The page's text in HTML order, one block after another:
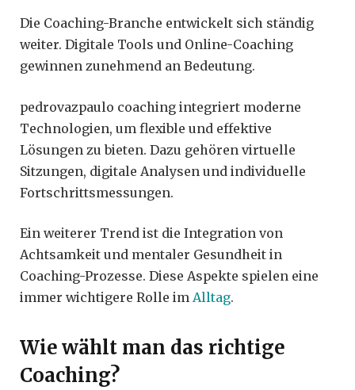
Die Coaching-Branche entwickelt sich ständig
weiter. Digitale Tools und Online-Coaching
gewinnen zunehmend an Bedeutung.
pedrovazpaulo coaching integriert moderne
Technologien, um flexible und effektive
Lösungen zu bieten. Dazu gehören virtuelle
Sitzungen, digitale Analysen und individuelle
Fortschrittsmessungen.
Ein weiterer Trend ist die Integration von
Achtsamkeit und mentaler Gesundheit in
Coaching-Prozesse. Diese Aspekte spielen eine
immer wichtigere Rolle im Alltag.
Wie wählt man das richtige
Coaching?